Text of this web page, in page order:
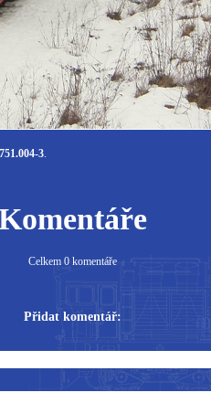
751.004-3.
Celkem 0 komentáře
Přidat komentář: